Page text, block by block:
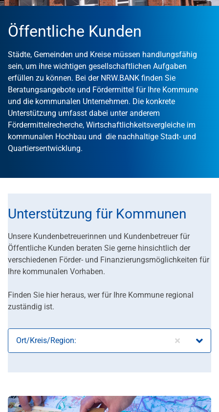
Öffentliche Kunden
Städte, Gemeinden und Kreise müssen handlungsfähig
sein, um ihre wichtigen gesellschaftlichen Aufgaben
erfüllen zu können. Bei der NRW.BANK finden Sie
Beratungsangebote und Fördermittel für Ihre Kommune
und die kommunalen Unternehmen. Die konkrete
Unterstützung umfasst dabei unter anderem
Fördermittelrecherche, Wirtschaftlichkeitsvergleiche im
kommunalen Hochbau und die nachhaltige Stadt- und
Quartiersentwicklung.
Unterstützung für Kommunen
Unsere Kundenbetreuerinnen und Kundenbetreuer für
Öffentliche Kunden beraten Sie gerne hinsichtlich der
verschiedenen Förder- und Finanzierungsmöglichkeiten für
Ihre kommunalen Vorhaben.
Finden Sie hier heraus, wer für Ihre Kommune regional
zuständig ist.
Ort/Kreis/Region: